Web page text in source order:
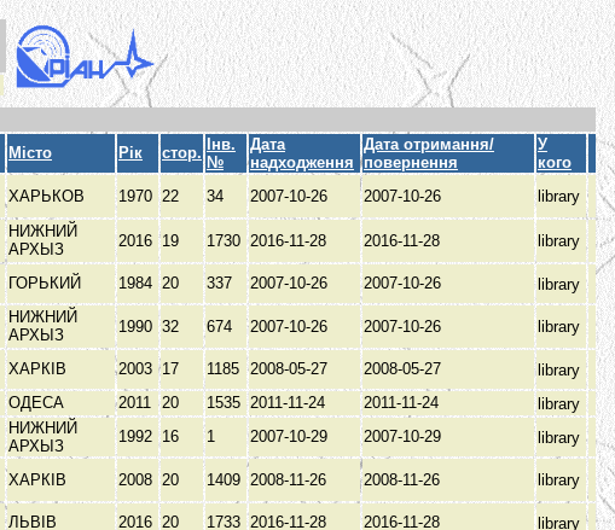
Місто Рік стор.
Інв.
№
Дата
надходження
Дата отримання/
повернення
У
кого
ХАРЬКОВ 1970 22 34 2007-10-26 2007-10-26 library
НИЖНИЙ
АРХЫЗ
2016 19 1730 2016-11-28 2016-11-28 library
ГОРЬКИЙ 1984 20 337 2007-10-26 2007-10-26 library
НИЖНИЙ
АРХЫЗ
1990 32 674 2007-10-26 2007-10-26 library
ХАРКІВ 2003 17 1185 2008-05-27 2008-05-27
library
ОДЕСА 2011 20 1535 2011-11-24 2011-11-24
library
НИЖНИЙ
АРХЫЗ
1992 16 1 2007-10-29 2007-10-29 library
ХАРКІВ 2008 20 1409 2008-11-26 2008-11-26 library
ЛЬВІВ 2016 20 1733 2016-11-28 2016-11-28
library